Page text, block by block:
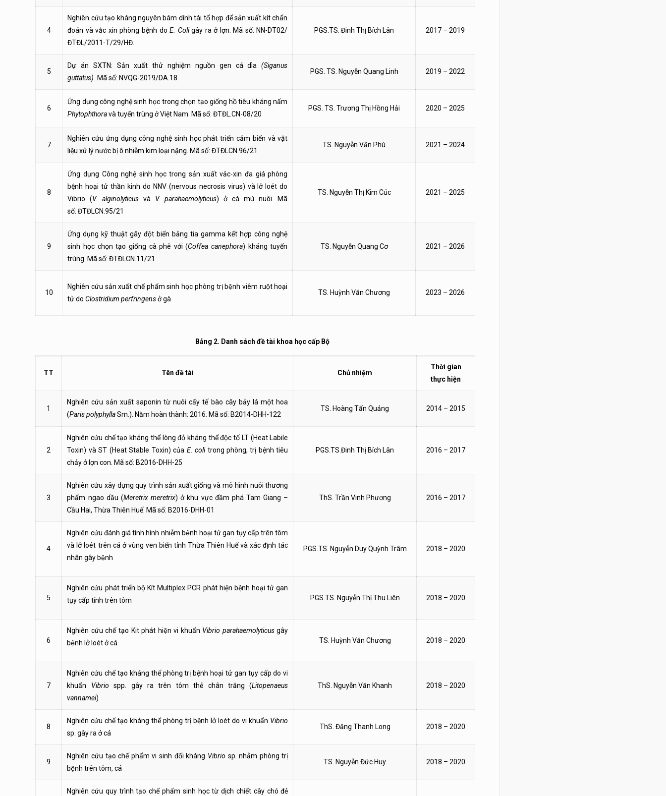
4
Nghiên cứu tạo kháng nguyên bám dính tái tổ hợp để sản xuất kít chẩn
đoán và vắc xin phòng bệnh doE. Coligây ra ở lợn. Mã số: NN-DT02/
ĐTĐL/2011-T/29/HĐ.
PGS.TS. Đinh Thị Bích Lân 2017 – 2019
5
Dự án SXTN: Sản xuất thử nghiệm nguồn gen cá dìa(Siganus
guttatus).
Mã số: NVQG-2019/DA.18.
PGS. TS. Nguyễn Quang Linh 2019 – 2022
6
Ứng dụng công nghệ sinh học trong chọn tạo giống hồ tiêu kháng nấm
Phytophthoravà tuyến trùng ở Việt Nam. Mã số: ĐTĐL.CN-08/20
PGS. TS. Trương Thị Hồng Hải 2020 – 2025
7
Nghiên cứu ứng dụng công nghệ sinh học phát triển cảm biến và vật
liệu xử lý nước bị ô nhiễm kim loại nặng. Mã số: ĐTĐLCN.96/21
TS. Nguyễn Văn Phú 2021 – 2024
8
Ứng dụng Công nghệ sinh học trong sản xuất vắc-xin đa giá phòng
bệnh hoại tử thần kinh do NNV (nervous necrosis virus) và lở loét do
Vibrio (V. alginolyticusvà V. parahaemolyticus) ở cá mú nuôi. Mã
số: ĐTĐLCN.95/21
TS. Nguyễn Thị Kim Cúc 2021 – 2025
9
Ứng dụng kỹ thuật gây đột biến bằng tia gamma kết hợp công nghệ
sinh học chọn tạo giống cà phê với (Coffea canephora) kháng tuyến
trùng. Mã số: ĐTĐLCN.11/21
TS. Nguyễn Quang Cơ 2021 – 2026
10
Nghiên cứu sản xuất chế phẩm sinh học phòng trị bệnh viêm ruột hoại
tử doClostridium perfringensở gà
TS. Huỳnh Văn Chương 2023 – 2026
Bảng 2. Danh sách đề tài khoa học cấp Bộ
TT Tên đề tài Chủ nhiệm
Thời gian
thực hiện
1
Nghiên cứu sản xuất saponin từ nuôi cấy tế bào cây bảy lá một hoa
(Paris polyphyllaSm.). Năm hoàn thành: 2016. Mã số: B2014-DHH-122
TS. Hoàng Tấn Quảng 2014 – 2015
2
Nghiên cứu chế tạo kháng thể lòng đỏ kháng thể độc tố LT (Heat Labile
Toxin) và ST (Heat Stable Toxin) của E. colitrong phòng, trị bệnh tiêu
chảy ở lợn con. Mã số: B2016-DHH-25
PGS.TS.Đinh Thị Bích Lân 2016 – 2017
3
Nghiên cứu xây dựng quy trình sản xuất giống và mô hình nuôi thương
phẩm ngao dầu (Meretrix meretrix) ở khu vực đầm phá Tam Giang –
Cầu Hai, Thừa Thiên Huế. Mã số: B2016-DHH-01
ThS. Trần Vinh Phương 2016 – 2017
4
Nghiên cứu đánh giá tình hình nhiễm bệnh hoại tử gan tụy cấp trên tôm
và lở loét trên cá ở vùng ven biển tỉnh Thừa Thiên Huế và xác định tác
nhân gây bệnh
PGS.TS. Nguyễn Duy Quỳnh Trâm 2018 – 2020
5
Nghiên cứu phát triển bộ Kít Multiplex PCR phát hiện bệnh hoại tử gan
tụy cấp tính trên tôm
PGS.TS. Nguyễn Thị Thu Liên 2018 – 2020
6
Nghiên cứu chế tạo Kit phát hiện vi khuẩn Vibrio parahaemolyticusgây
bệnh lở loét ở cá
TS. Huỳnh Văn Chương 2018 – 2020
7
Nghiên cứu chế tạo kháng thể phòng trị bệnh hoại tử gan tụy cấp do vi
khuẩn Vibrio spp. gây ra trên tôm thẻ chân trắng (Litopenaeus
vannamei)
ThS. Nguyễn Văn Khanh 2018 – 2020
8
Nghiên cứu chế tạo kháng thể phòng trị bệnh lở loét do vi khuẩn Vibrio
sp. gây ra ở cá
ThS. Đăng Thanh Long 2018 – 2020
9
Nghiên cứu tạo chế phẩm vi sinh đối kháng Vibrio sp. nhằm phòng trị
bệnh trên tôm, cá
TS. Nguyễn Đức Huy 2018 – 2020
Nghiên cứu quy trình tạo chế phẩm sinh học từ dịch chiết cây chó đẻ